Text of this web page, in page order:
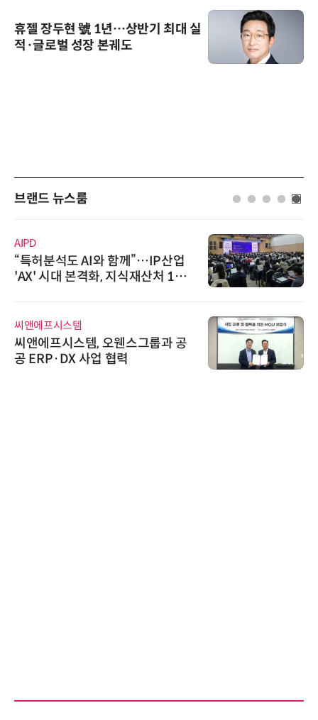
휴젤 장두현 號 1년…상반기 최대 실
적·글로벌 성장 본궤도
브랜드 뉴스룸
AIPD
“특허분석도 AI와 함께”…IP산업
'AX' 시대 본격화, 지식재산처 1호
씨앤에프시스템
씨앤에프시스템, 오웬스그룹과 공
공 ERP·DX 사업 협력